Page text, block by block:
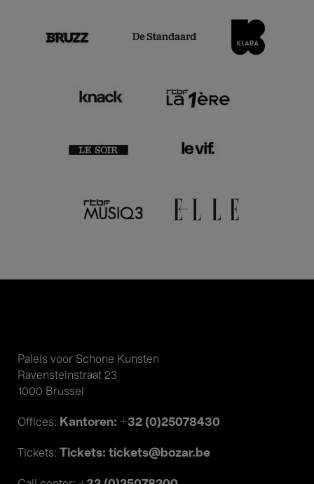
Paleis voor Schone Kunsten
Ravensteinstraat 23
1000 Brussel
Offices: Kantoren: +32 (0)25078430
Tickets: Tickets: tickets@bozar.be